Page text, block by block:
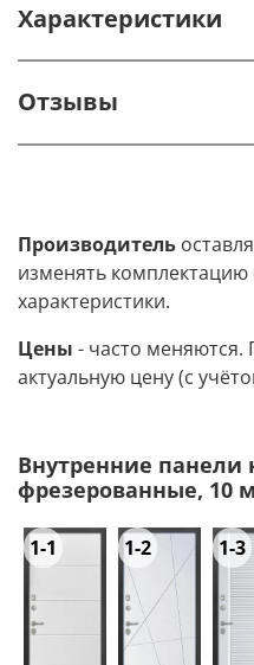
Характеристики
Отзывы
Производитель
изменять
характеристики.
Цены - часто меняются.
актуальную цену (с
Внутренние панели
фрезерованные, 10
1-1 1-2 1-3